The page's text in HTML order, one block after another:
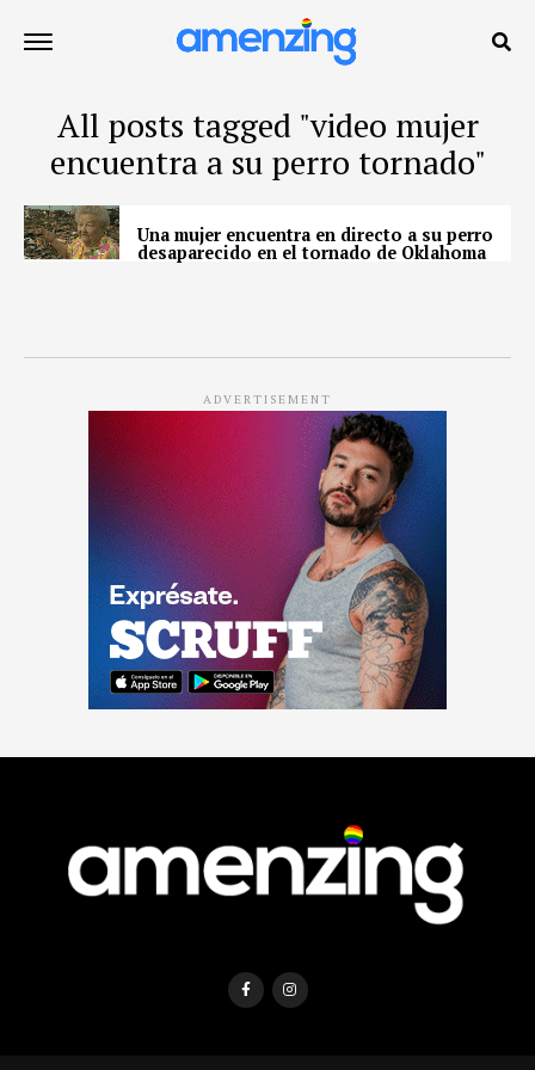
All posts tagged "video mujer
encuentra a su perro tornado"
Una mujer encuentra en directo a su perro
desaparecido en el tornado de Oklahoma
ADVERTISEMENT